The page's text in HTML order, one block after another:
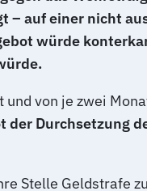
– auf einer nicht
würde
von je zwei
der Durchsetzung
Stelle Geldstrafe